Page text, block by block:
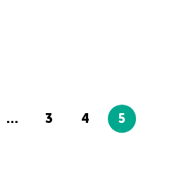
… 3 4 5